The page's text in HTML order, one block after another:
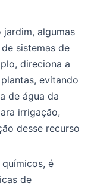
jardim, algumas
sistemas de
direciona a
evitando
de água da
irrigação,
desse recurso
é
de